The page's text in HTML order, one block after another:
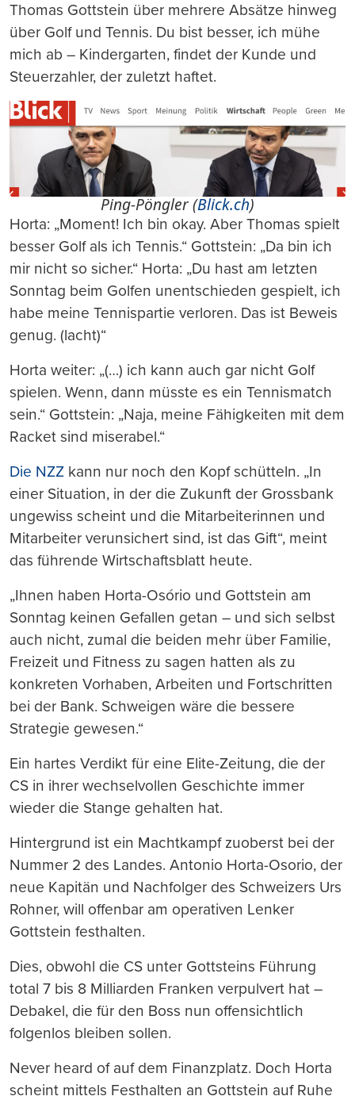
Thomas Gottstein über mehrere Absätze hinweg
über Golf und Tennis. Du bist besser, ich mühe
mich ab – Kindergarten, findet der Kunde und
Steuerzahler, der zuletzt haftet.
Ping-Pöngler (Blick.ch)
Horta: „Moment! Ich bin okay. Aber Thomas spielt
besser Golf als ich Tennis.“ Gottstein: „Da bin ich
mir nicht so sicher.“ Horta: „Du hast am letzten
Sonntag beim Golfen unentschieden gespielt, ich
habe meine Tennispartie verloren. Das ist Beweis
genug. (lacht)“
Horta weiter: „(…) ich kann auch gar nicht Golf
spielen. Wenn, dann müsste es ein Tennismatch
sein.“ Gottstein: „Naja, meine Fähigkeiten mit dem
Racket sind miserabel.“
Die NZZ kann nur noch den Kopf schütteln. „In
einer Situation, in der die Zukunft der Grossbank
ungewiss scheint und die Mitarbeiterinnen und
Mitarbeiter verunsichert sind, ist das Gift“, meint
das führende Wirtschaftsblatt heute.
„Ihnen haben Horta-Osório und Gottstein am
Sonntag keinen Gefallen getan – und sich selbst
auch nicht, zumal die beiden mehr über Familie,
Freizeit und Fitness zu sagen hatten als zu
konkreten Vorhaben, Arbeiten und Fortschritten
bei der Bank. Schweigen wäre die bessere
Strategie gewesen.“
Ein hartes Verdikt für eine Elite-Zeitung, die der
CS in ihrer wechselvollen Geschichte immer
wieder die Stange gehalten hat.
Hintergrund ist ein Machtkampf zuoberst bei der
Nummer 2 des Landes. Antonio Horta-Osorio, der
neue Kapitän und Nachfolger des Schweizers Urs
Rohner, will offenbar am operativen Lenker
Gottstein festhalten.
Dies, obwohl die CS unter Gottsteins Führung
total 7 bis 8 Milliarden Franken verpulvert hat –
Debakel, die für den Boss nun offensichtlich
folgenlos bleiben sollen.
Never heard of auf dem Finanzplatz. Doch Horta
scheint mittels Festhalten an Gottstein auf Ruhe